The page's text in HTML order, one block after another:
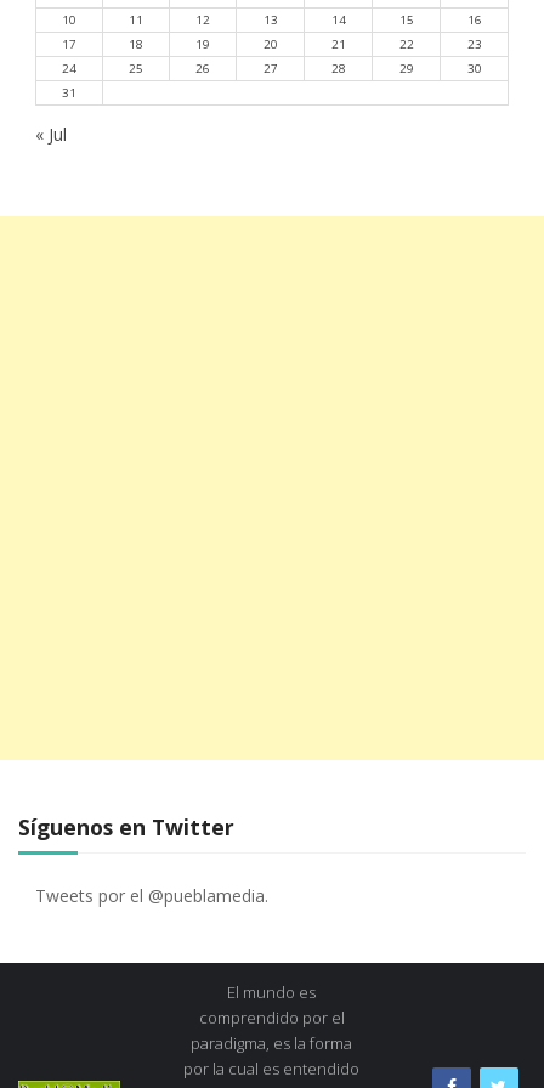
10
11 12 13 14 15
16
17
18 19 20 21 22
23
24
25 26 27 28 29
30
31
« Jul
Síguenos en Twitter
Tweets por el @pueblamedia.
El mundo es
comprendido por el
paradigma, es la forma
por la cual es entendido